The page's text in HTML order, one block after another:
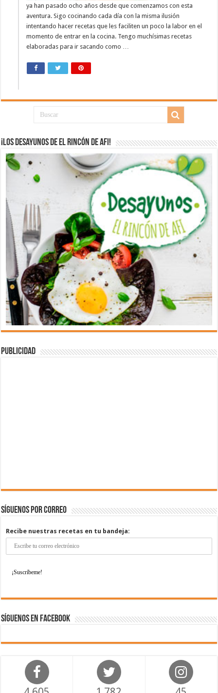
ya han pasado ocho años desde que comenzamos con esta
aventura. Sigo cocinando cada día con la misma ilusión
intentando hacer recetas que les faciliten un poco la labor en el
momento de entrar en la cocina. Tengo muchísimas recetas
elaboradas para ir sacando como …
¡Los desayunos de El Rincón de Afi!
Publicidad
Síguenos por correo
Recibe nuestras recetas en tu bandeja:
Síguenos en Facebook